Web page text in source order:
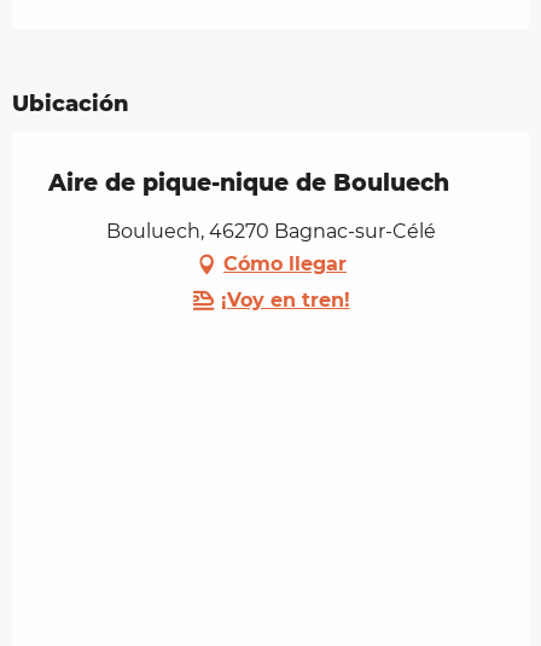
Ubicación
Aire de pique-nique de Bouluech
Bouluech, 46270 Bagnac-sur-Célé
Cómo llegar
¡Voy en tren!